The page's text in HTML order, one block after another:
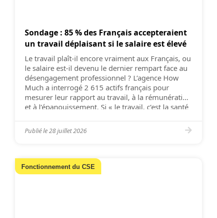
Sondage : 85 % des Français accepteraient
un travail déplaisant si le salaire est élevé
Le travail plaît-il encore vraiment aux Français, ou
le salaire est-il devenu le dernier rempart face au
désengagement professionnel ? L’agence How
Much a interrogé 2 615 actifs français pour
mesurer leur rapport au travail, à la rémunération
et à l’épanouissement. Si « le travail, c’est la santé
Publié le28 juillet 2026
Fonctionnement du CSE